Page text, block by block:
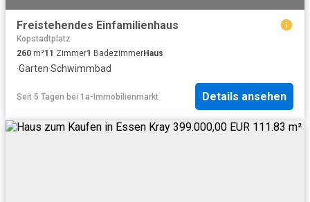
Freistehendes Einfamilienhaus
Kopstadtplatz
260 m²11 Zimmer1 BadezimmerHaus
·Garten·Schwimmbad
Seit 5 Tagen bei 1a-Immobilienmarkt Details ansehen